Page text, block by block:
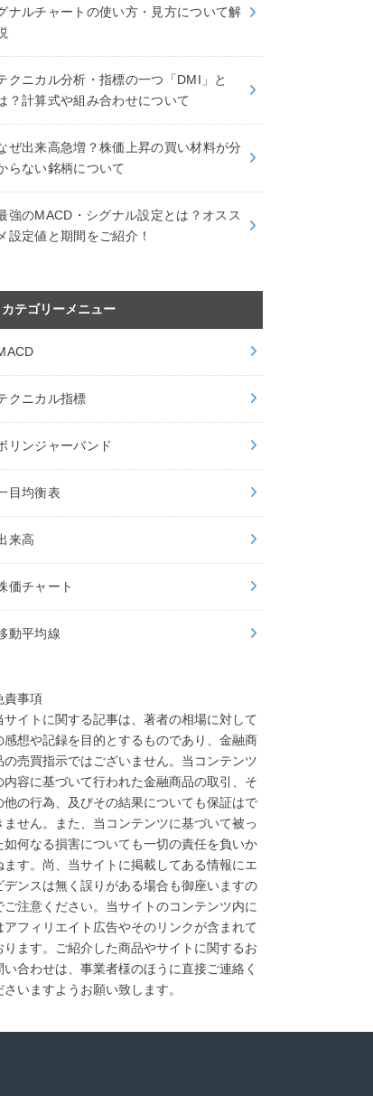
ナルチャートの使い方・見方について解
クニカル分析・指標の一つ「DMI」と
？計算式や組み合わせについて
ぜ出来高急増？株価上昇の買い材料が分
らない銘柄について
強のMACD・シグナル設定とは？オスス
設定値と期間をご紹介！
カテゴリーメニュー
クニカル指標
リンジャーバンド
目均衡表
来高
価チャート
動平均線
責事項
サイトに関する記事は、著者の相場に対して
感想や記録を目的とするものであり、金融商
の売買指示ではございません。当コンテンツ
内容に基づいて行われた金融商品の取引、そ
他の行為、及びその結果についても保証はで
ません。また、当コンテンツに基づいて被っ
如何なる損害についても一切の責任を負いか
ます。尚、当サイトに掲載してある情報にエ
デンスは無く誤りがある場合も御座いますの
ご注意ください。当サイトのコンテンツ内に
アフィリエイト広告やそのリンクが含まれて
ります。ご紹介した商品やサイトに関するお
い合わせは、事業者様のほうに直接ご連絡く
さいますようお願い致します。